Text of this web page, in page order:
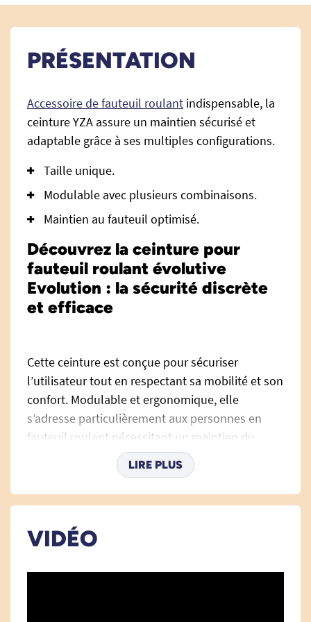
PRÉSENTATION
Accessoire de fauteuil roulant indispensable, la
ceinture YZA assure un maintien sécurisé et
adaptable grâce à ses multiples configurations.
Taille unique.
Modulable avec plusieurs combinaisons.
Maintien au fauteuil optimisé.
Découvrez la ceinture pour
fauteuil roulant évolutive
Evolution : la sécurité discrète
et efficace
Cette ceinture est conçue pour sécuriser
l’utilisateur tout en respectant sa mobilité et son
confort. Modulable et ergonomique, elle
s’adresse particulièrement aux personnes en
fauteuil roulant nécessitant un maintien du
tronc sans effet de contention. Grâce à un
système de sangles ajustables et une
installation rapide, la ceinture s’adapte
son fauteuil.
LIRE PLUS
VIDÉO